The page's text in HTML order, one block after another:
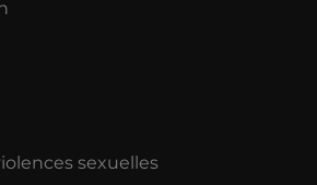
sexuelles